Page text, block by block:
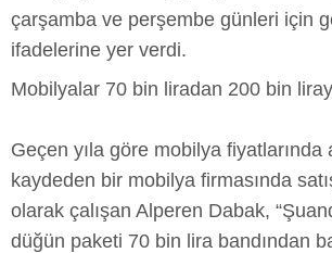
çarşamba ve perşembe günleri için
ifadelerine yer verdi.
Mobilyalar 70 bin liradan 200 bin
Geçen yıla göre mobilya fiyatlarında
kaydeden bir mobilya firmasında
olarak çalışan Alperen Dabak,
düğün paketi 70 bin lira bandından